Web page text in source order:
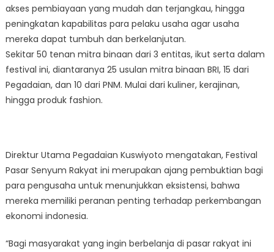
akses pembiayaan yang mudah dan terjangkau, hingga
peningkatan kapabilitas para pelaku usaha agar usaha
mereka dapat tumbuh dan berkelanjutan.
Sekitar 50 tenan mitra binaan dari 3 entitas, ikut serta dalam
festival ini, diantaranya 25 usulan mitra binaan BRI, 15 dari
Pegadaian, dan 10 dari PNM. Mulai dari kuliner, kerajinan,
hingga produk fashion.
Direktur Utama Pegadaian Kuswiyoto mengatakan, Festival
Pasar Senyum Rakyat ini merupakan ajang pembuktian bagi
para pengusaha untuk menunjukkan eksistensi, bahwa
mereka memiliki peranan penting terhadap perkembangan
ekonomi indonesia.
“Bagi masyarakat yang ingin berbelanja di pasar rakyat ini